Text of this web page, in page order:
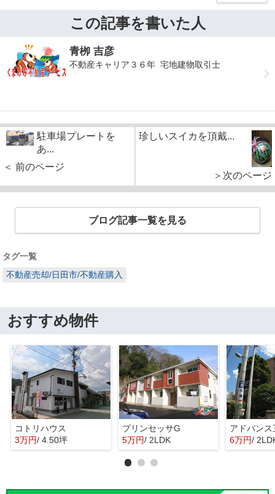
この記事を書いた人
青栁 吉彦
不動産キャリア３６年 宅地建物取引士
駐車場プレートを
あ...
＜ 前のページ
珍しいスイカを頂戴...
＞次のページ
ブログ記事一覧を見る
タグ一覧
不動産売却/日田市/不動産購入
おすすめ物件
コトリハウス
3万円/ 4.50坪
プリンセッサG
5万円/ 2LDK
アドバンス
6万円/